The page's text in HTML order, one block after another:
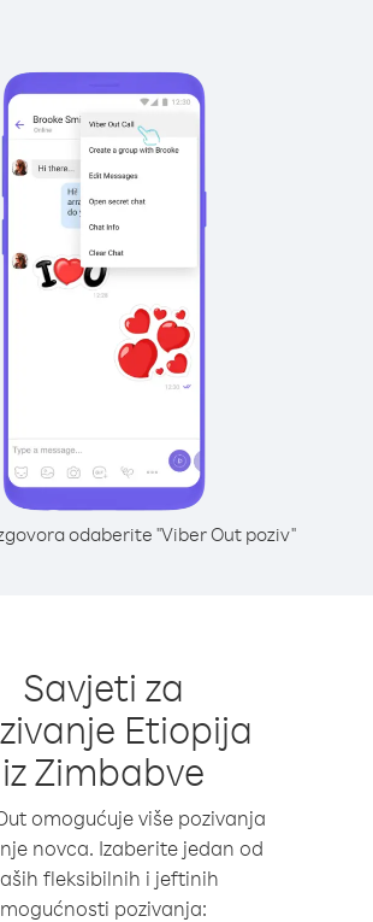
odaberite "Viber Out poziv"
Savjeti za
Etiopija
iz Zimbabve
omogućuje više pozivanja
novca. Izaberite jedan od
fleksibilnih i jeftinih
mogućnosti pozivanja: